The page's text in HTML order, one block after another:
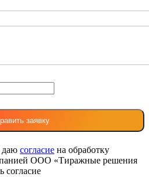
даю согласие на обработку
ООО «Тиражные решения
согласие